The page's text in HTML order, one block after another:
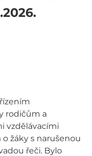
rodičům a
vzdělávacími
žáky s narušenou
řeči. Bylo